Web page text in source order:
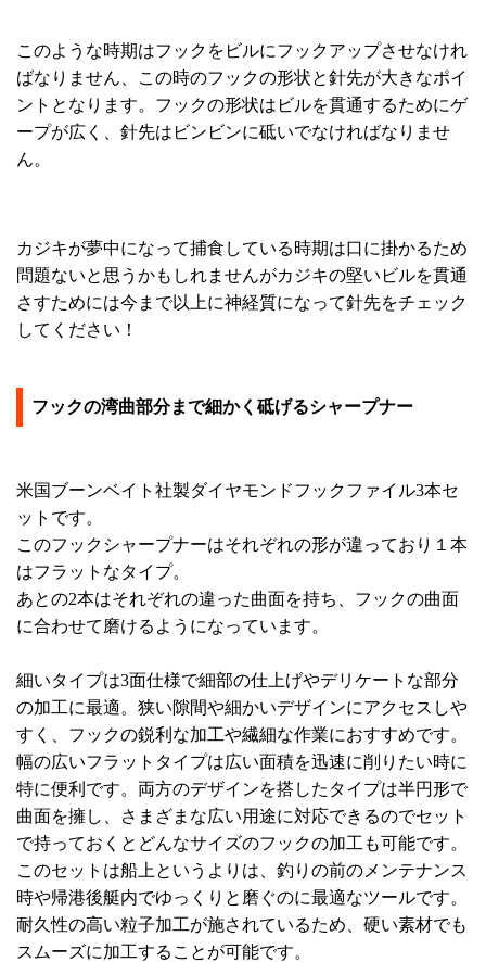
このような時期はフックをビルにフックアップさせなけれ
ばなりません、この時のフックの形状と針先が大きなポイ
ントとなります。フックの形状はビルを貫通するためにゲ
ープが広く、針先はビンビンに砥いでなければなりませ
ん。
カジキが夢中になって捕食している時期は口に掛かるため
問題ないと思うかもしれませんがカジキの堅いビルを貫通
さすためには今まで以上に神経質になって針先をチェック
してください！
フックの湾曲部分まで細かく砥げるシャープナー
米国ブーンベイト社製ダイヤモンドフックファイル3本セ
ットです。
このフックシャープナーはそれぞれの形が違っており１本
はフラットなタイプ。
あとの2本はそれぞれの違った曲面を持ち、フックの曲面
に合わせて磨けるようになっています。
細いタイプは3面仕様で細部の仕上げやデリケートな部分
の加工に最適。狭い隙間や細かいデザインにアクセスしや
すく、フックの鋭利な加工や繊細な作業におすすめです。
幅の広いフラットタイプは広い面積を迅速に削りたい時に
特に便利です。両方のデザインを搭したタイプは半円形で
曲面を擁し、さまざまな広い用途に対応できるのでセット
で持っておくとどんなサイズのフックの加工も可能です。
このセットは船上というよりは、釣りの前のメンテナンス
時や帰港後艇内でゆっくりと磨ぐのに最適なツールです。
耐久性の高い粒子加工が施されているため、硬い素材でも
スムーズに加工することが可能です。